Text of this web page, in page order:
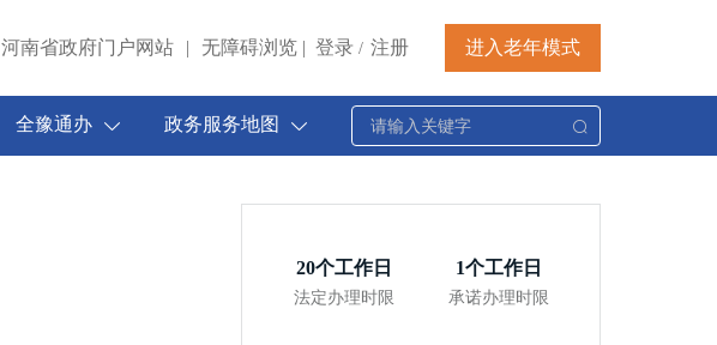
河南省政府门户网站 | 无障碍浏览 | 登录 / 注册 进入老年模式
全豫通办 政务服务地图
20个工作日
法定办理时限
1个工作日
承诺办理时限